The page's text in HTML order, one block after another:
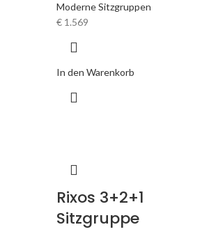
Moderne Sitzgruppen
€ 1.569
In den Warenkorb
Rixos 3+2+1
Sitzgruppe